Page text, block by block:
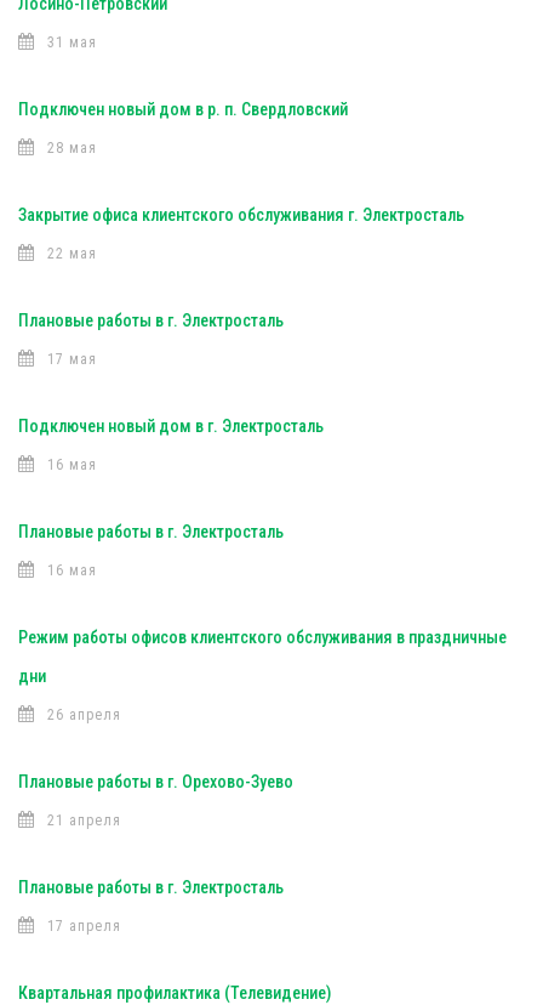
31 мая
Подключен новый дом в р. п. Свердловский
28 мая
Закрытие офиса клиентского обслуживания г. Электросталь
22 мая
Плановые работы в г. Электросталь
17 мая
Подключен новый дом в г. Электросталь
16 мая
Плановые работы в г. Электросталь
16 мая
Режим работы офисов клиентского обслуживания в праздничные
дни
26 апреля
Плановые работы в г. Орехово-Зуево
21 апреля
Плановые работы в г. Электросталь
17 апреля
Квартальная профилактика (Телевидение)